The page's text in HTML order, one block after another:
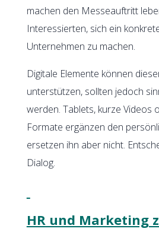
machen den Messeauftritt
Interessierten, sich ein
Unternehmen zu machen.
Digitale Elemente können
unterstützen, sollten jedoch
werden. Tablets, kurze Videos
Formate ergänzen den
ersetzen ihn aber nicht.
Dialog.
HR und Marketing